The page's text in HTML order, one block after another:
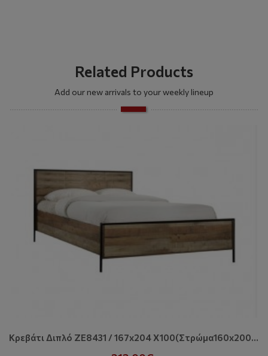
Related Products
Add our new arrivals to your weekly lineup
Κρεβάτι Διπλό ZE8431 / 167x204 X100(Στρώμα160x200) Cm